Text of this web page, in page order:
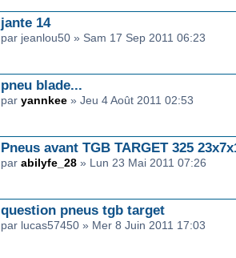
jante 14
par jeanlou50 » Sam 17 Sep 2011 06:23
pneu blade...
par yannkee » Jeu 4 Août 2011 02:53
Pneus avant TGB TARGET 325
par abilyfe_28 » Lun 23 Mai 2011 07:26
question pneus tgb target
par lucas57450 » Mer 8 Juin 2011 17:03